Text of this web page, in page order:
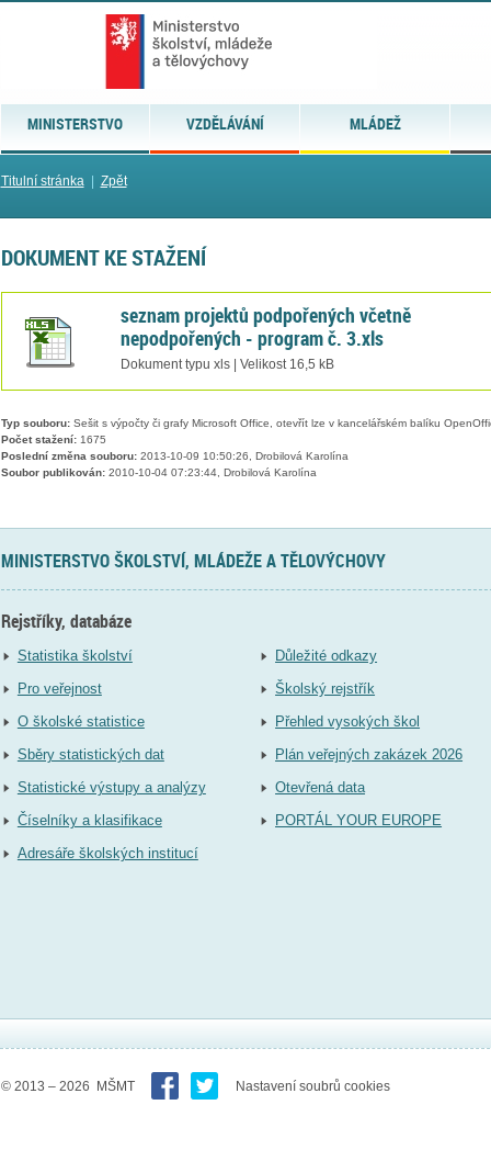
MINISTERSTVO VZDĚLÁVÁNÍ MLÁDEŽ
Titulní stránka| Zpět
DOKUMENT KE STAŽENÍ
seznam projektů podpořených včetně
nepodpořených - program č. 3.xls
Dokument typu xls | Velikost 16,5 kB
Typ souboru:Sešit s výpočty či grafy Microsoft Office, otevřít lze v kancelářském balíku
Počet stažení:1675
Poslední změna souboru:2013-10-09 10:50:26, Drobilová Karolína
Soubor publikován:2010-10-04 07:23:44, Drobilová Karolína
MINISTERSTVO ŠKOLSTVÍ, MLÁDEŽE A TĚLOVÝCHOVY
Rejstříky, databáze
Statistika školství
Pro veřejnost
O školské statistice
Sběry statistických dat
Statistické výstupy a analýzy
Číselníky a klasifikace
Adresáře školských institucí
Důležité odkazy
Školský rejstřík
Přehled vysokých škol
Plán veřejných zakázek 2026
Otevřená data
PORTÁL YOUR EUROPE
© 2013 – 2026 MŠMT Nastavení soubrů cookies